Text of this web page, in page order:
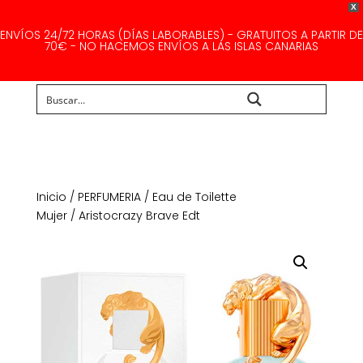
X
ENVÍOS 24/72 HORAS (DÍAS LABORABLES) - GRATUITOS A PARTIR DE
70€ - NO HACEMOS ENVÍOS A LAS ISLAS CANARIAS
Inicio / PERFUMERIA/ Eau de Toilette
Mujer/ Aristocrazy Brave Edt